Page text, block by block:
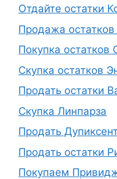
Отдайте остатки
Продажа
Покупка остатков
Скупка остатков
Продать остатки
Скупка Линпарза
Продать
Продать остатки
Покупаем